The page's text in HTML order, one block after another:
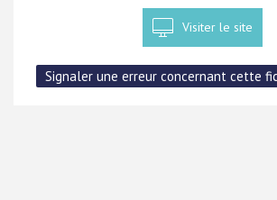
Visiter le site